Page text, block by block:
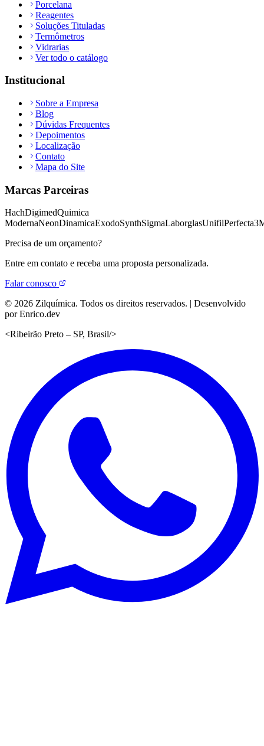
Porcelana
Reagentes
Soluções Tituladas
Termômetros
Vidrarias
Ver todo o catálogo
Institucional
Sobre a Empresa
Blog
Dúvidas Frequentes
Depoimentos
Localização
Contato
Mapa do Site
Marcas Parceiras
HachDigimedQuimica
ModernaNeonDinamicaExodoSynthSigmaLaborglasUnifilPerfecta
Precisa de um orçamento?
Entre em contato e receba uma proposta personalizada.
Falar conosco
© 2026 Zilquímica. Todos os direitos reservados. | Desenvolvido
por Enrico.dev
<Ribeirão Preto – SP, Brasil/>